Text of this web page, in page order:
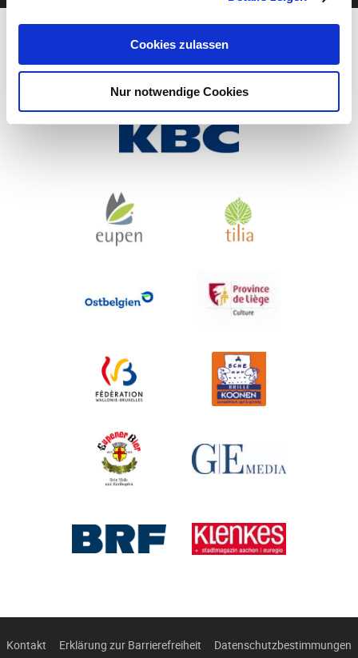
Cookies zulassen
Nur notwendige Cookies
Kontakt Erklärung zur Barrierefreiheit Datenschutzbestimmungen